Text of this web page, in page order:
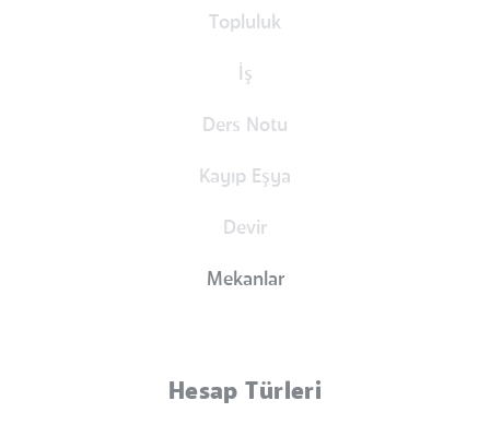
Topluluk
İş
Ders Notu
Kayıp Eşya
Devir
Mekanlar
Hesap Türleri